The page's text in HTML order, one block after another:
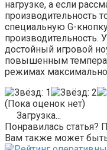
нагрузке, а если
производительность
специальную G-
производительность.
достойный игровой
повышенным
режимах
(Пока оценок нет)
Загрузка...
Понравилась статья?
Вам также может